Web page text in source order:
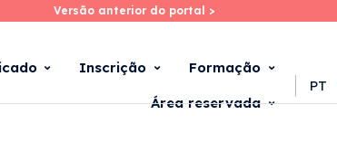
Skip
main
Versão anterior do portal >
Versão anterior do portal >
Inscrição Formação
Área reservada
PT